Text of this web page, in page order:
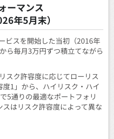
ーマンス
年5月末）
ビスを開始した当初（2016年
ら毎月3万円ずつ積立てながら
スク許容度に応じてローリス
1」から、ハイリスク・ハイ
5通りの最適なポートフォリ
はリスク許容度によって異な